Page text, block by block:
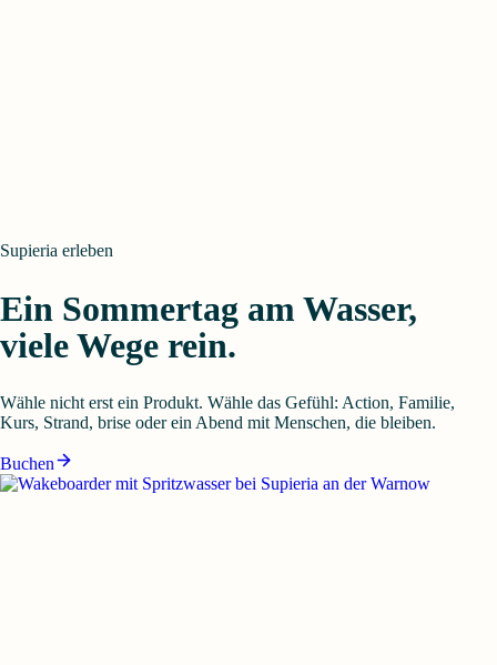
Supieria erleben
Ein Sommertag am Wasser,
viele Wege rein.
Wähle nicht erst ein Produkt. Wähle das Gefühl: Action, Familie,
Kurs, Strand, brise oder ein Abend mit Menschen, die bleiben.
Buchen